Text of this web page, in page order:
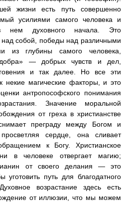
жизни есть путь совершенно
усилиями самого человека и
нем духовного начала. Это
над собой, победы над различными
из глубины самого человека,
— добрых чувств и дел,
и так далее. Но все эти
некие магические факторы, и это
антропософского понимания
Значение моральной
от греха в христианстве
преграду между Богом и
сердце, она сливает
к Богу. Христианское
в человеке отвергает магию;
от своего делания — это
путь для благодатного
возрастание здесь есть
от иллюзии, что мы можем